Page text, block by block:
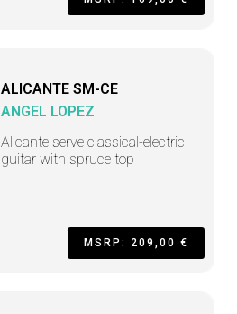
ALICANTE SM-CE
ANGEL LOPEZ
Alicante serve classical-electric
guitar with spruce top
MSRP: 209,00 €